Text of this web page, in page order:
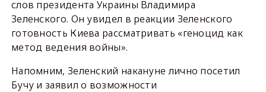
слов президента Украины Владимира
Зеленского. Он увидел в реакции Зеленского
готовность Киева рассматривать «геноцид как
метод ведения войны».
Напомним, Зеленский накануне лично посетил
Бучу и заявил о возможности